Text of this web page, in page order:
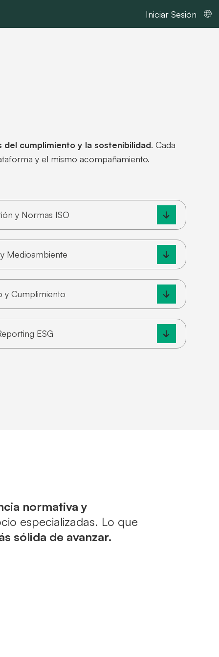
Iniciar Sesión
cumplimiento y la sostenibilidad. Cada
y el mismo acompañamiento.
y Normas ISO
Medioambiente
y Cumplimiento
ESG
normativa y
especializadas. Lo que
sólida de avanzar.